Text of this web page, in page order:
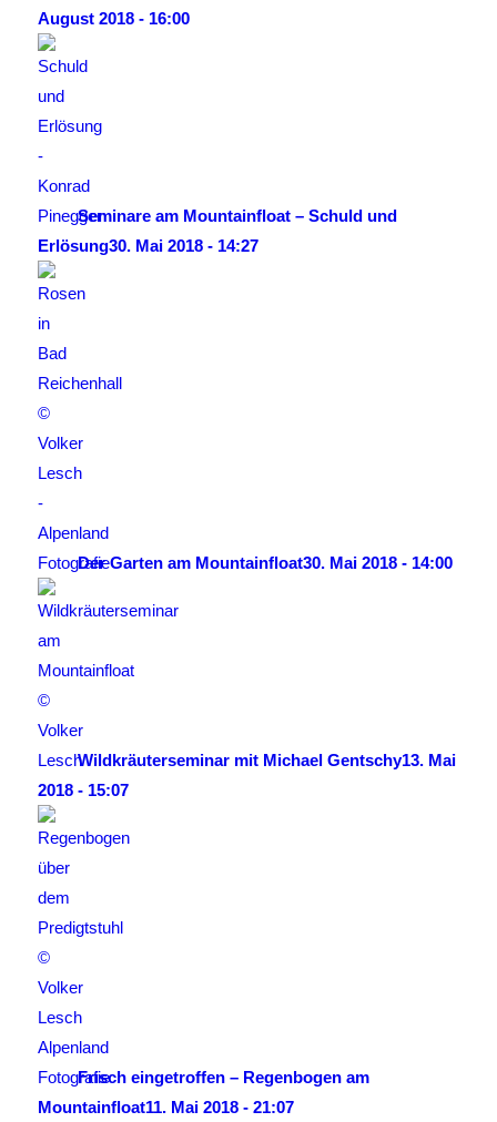
August 2018 - 16:00
Seminare am Mountainfloat – Schuld und
Erlösung30. Mai 2018 - 14:27
Der Garten am Mountainfloat30. Mai 2018 - 14:00
Wildkräuterseminar mit Michael Gentschy13. Mai
2018 - 15:07
Frisch eingetroffen – Regenbogen am
Mountainfloat11. Mai 2018 - 21:07